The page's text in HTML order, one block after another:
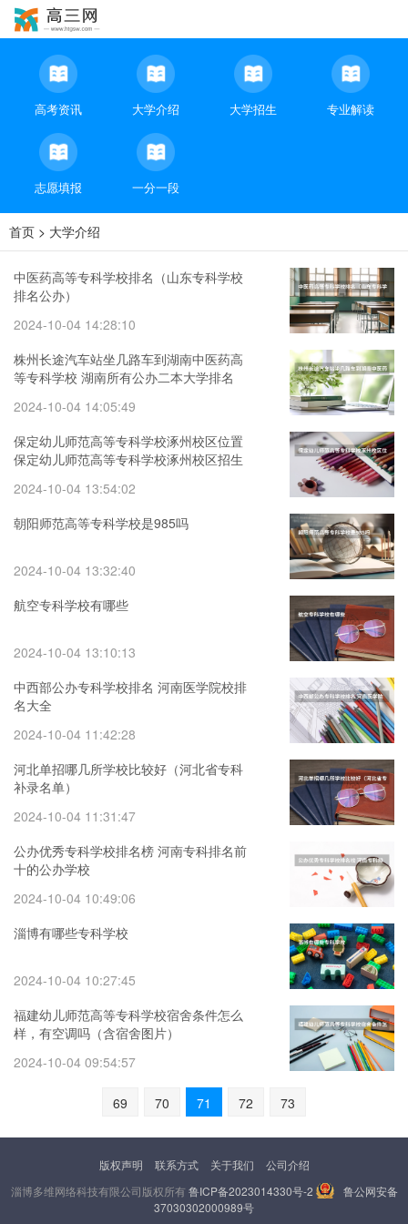
高考资讯 大学介绍 大学招生 专业解读
志愿填报 一分一段
首页 > 大学介绍
中医药高等专科学校排名（山东专科学校
排名公办）
2024-10-04 14:28:10
株州长途汽车站坐几路车到湖南中医药高
等专科学校 湖南所有公办二本大学排名
2024-10-04 14:05:49
保定幼儿师范高等专科学校涿州校区位置
保定幼儿师范高等专科学校涿州校区招生
2024-10-04 13:54:02
朝阳师范高等专科学校是985吗
2024-10-04 13:32:40
航空专科学校有哪些
2024-10-04 13:10:13
中西部公办专科学校排名 河南医学院校排
名大全
2024-10-04 11:42:28
河北单招哪几所学校比较好（河北省专科
补录名单）
2024-10-04 11:31:47
公办优秀专科学校排名榜 河南专科排名前
十的公办学校
2024-10-04 10:49:06
淄博有哪些专科学校
2024-10-04 10:27:45
福建幼儿师范高等专科学校宿舍条件怎么
样，有空调吗（含宿舍图片）
2024-10-04 09:54:57
69 70 71 72 73
版权声明 联系方式 关于我们
公司介绍
淄博多维网络科技有限公司版权所有鲁ICP备2023014330号-2
鲁公网安备
37030302000989号